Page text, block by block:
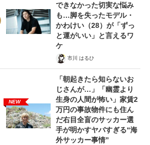
できなかった切実な悩み
も…脚を失ったモデル・
かわけい（28）が「ずっ
と運がいい」と言えるワ
ケ
市川 はるひ
NEW
「朝起きたら知らないお
じさんが…」「幽霊より
生身の人間が怖い」家賃2
万円の事故物件にも住ん
だ右目全盲のサッカー選
手が明かすヤバすぎる“海
外サッカー事情”